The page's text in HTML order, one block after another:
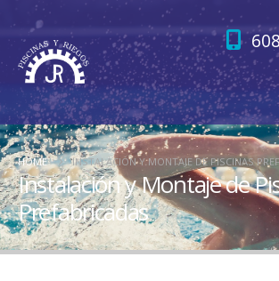
HOME INSTALACIÓN Y MONTAJE DE PISCINAS
Instalación y Montaje de
Prefabricadas